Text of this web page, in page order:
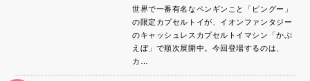
世界で一番有名なペンギンこと「ピングー」
の限定カプセルトイが、イオンファンタジー
のキャッシュレスカプセルトイマシン「かぷ
えぼ」で順次展開中。今回登場するのは、
カ…